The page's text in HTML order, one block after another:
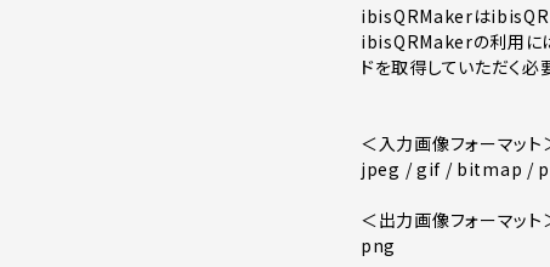
ibisQRMakerはibisQR
ibisQRMakerの利用に
ドを取得していただく必
＜入力画像フォーマット
jpeg / gif / bitmap /
＜出力画像フォーマット
png